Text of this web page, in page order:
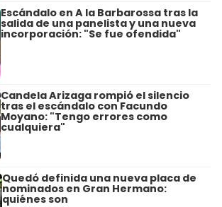
Escándalo en A la Barbarossa tras la
salida de una panelista y una nueva
incorporación: "Se fue ofendida"
Candela Arizaga rompió el silencio
tras el escándalo con Facundo
Moyano: "Tengo errores como
cualquiera"
Quedó definida una nueva placa de
nominados en Gran Hermano:
quiénes son